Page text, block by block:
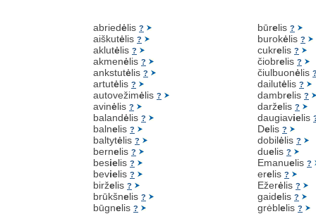
abriedėlis ?
aiškutėlis ?
aklutėlis ?
akmenėlis ?
ankstutėlis ?
artutėlis ?
autovežimėlis ?
avinėlis ?
balandėlis ?
balnelis ?
baltytėlis ?
bernelis ?
besielis ?
bevielis ?
birželis ?
brūkšnelis ?
būgnelis ?
būrelis ?
burokėlis ?
cukrelis ?
čiobrelis ?
čiulbuonėlis
dailutėlis ?
dambrelis ?
darželis ?
daugiavielis
Delis ?
dobilėlis ?
duelis ?
Emanuelis ?
erelis ?
Ežerėlis ?
gaidelis ?
grėblelis ?